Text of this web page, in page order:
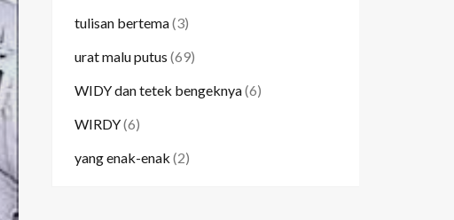
tulisan bertema(3)
urat malu putus (69)
WIDY dan tetek bengeknya(6)
WIRDY(6)
yang enak-enak (2)